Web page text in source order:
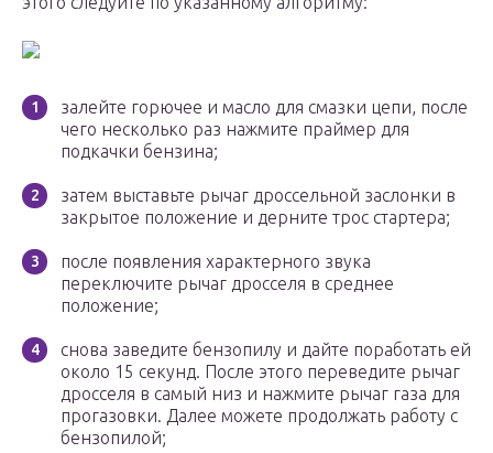
залейте горючее и масло для смазки цепи, после
чего несколько раз нажмите праймер для
подкачки бензина;
затем выставьте рычаг дроссельной заслонки в
закрытое положение и дерните трос стартера;
после появления характерного звука
переключите рычаг дросселя в среднее
положение;
снова заведите бензопилу и дайте поработать ей
около 15 секунд. После этого переведите рычаг
дросселя в самый низ и нажмите рычаг газа для
прогазовки. Далее можете продолжать работу с
бензопилой;